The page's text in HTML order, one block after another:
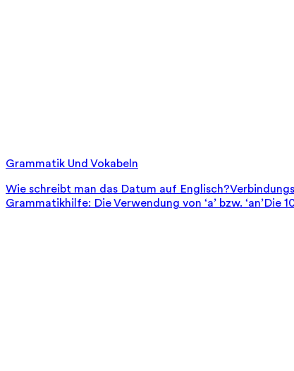
Grammatik Und Vokabeln
Wie schreibt man das Datum auf Englisch?
Grammatikhilfe: Die Verwendung von ‘a’ bzw. ‘an’Die